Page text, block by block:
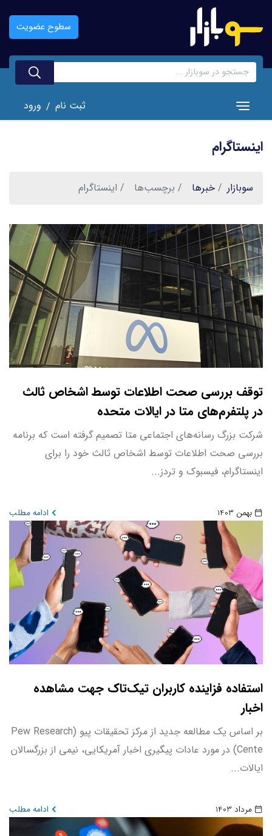
اصلی
سطوح عضویت
Toggle navigation ثبت نام / ورود
اینستاگرام
سوبازار خبر‌ها برچسب‌ها اینستاگرام
توقف بررسی صحت اطلاعات توسط اشخاص ثالث
در پلتفرم‌های متا در ایالات متحده
شرکت بزرگ رسانه‌های اجتماعی متا تصمیم گرفته است که برنامه
بررسی صحت اطلاعات توسط اشخاص ثالث خود را برای
اینستاگرام، فیسبوک و تردز...
بهمن 1403 ادامه مطلب
استفاده فزاینده کاربران تیک‌تاک جهت مشاهده
اخبار
بر اساس یک مطالعه جدید از مرکز تحقیقات پیو (Pew Research
Cente) در مورد عادات پیگیری اخبار آمریکایی، نیمی از بزرگسالان
ایالات...
مرداد 1403 ادامه مطلب